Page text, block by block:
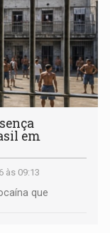
em
às 09:13
que